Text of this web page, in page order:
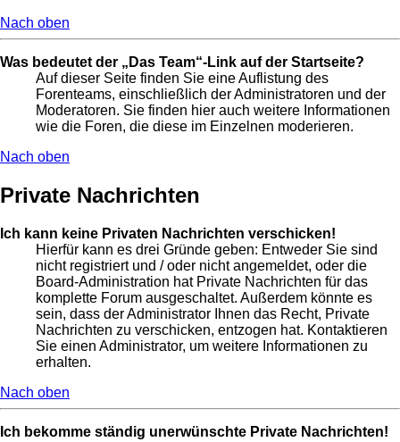
Nach oben
Was bedeutet der „Das Team“-Link auf der Startseite?
Auf dieser Seite finden Sie eine Auflistung des
Forenteams, einschließlich der Administratoren und der
Moderatoren. Sie finden hier auch weitere Informationen
wie die Foren, die diese im Einzelnen moderieren.
Nach oben
Private Nachrichten
Ich kann keine Privaten Nachrichten verschicken!
Hierfür kann es drei Gründe geben: Entweder Sie sind
nicht registriert und / oder nicht angemeldet, oder die
Board-Administration hat Private Nachrichten für das
komplette Forum ausgeschaltet. Außerdem könnte es
sein, dass der Administrator Ihnen das Recht, Private
Nachrichten zu verschicken, entzogen hat. Kontaktieren
Sie einen Administrator, um weitere Informationen zu
erhalten.
Nach oben
Ich bekomme ständig unerwünschte Private Nachrichten!